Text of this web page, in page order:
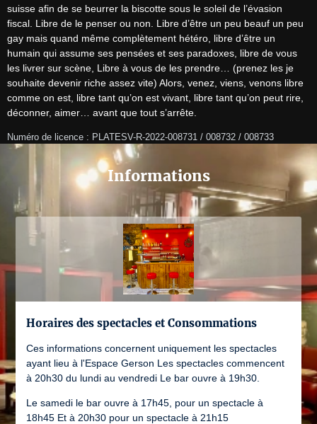
suisse afin de se beurrer la biscotte sous le soleil de l’évasion
fiscal. Libre de le penser ou non. Libre d’être un peu beauf un peu
gay mais quand même complètement hétéro, libre d’être un
humain qui assume ses pensées et ses paradoxes, libre de vous
les livrer sur scène, Libre à vous de les prendre… (prenez les je
souhaite devenir riche assez vite) Alors, venez, viens, venons libre
comme on est, libre tant qu’on est vivant, libre tant qu’on peut rire,
déconner, aimer… avant que tout s’arrête.
Numéro de licence : PLATESV-R-2022-008731 / 008732 / 008733
Informations
Horaires des spectacles et Consommations
Ces informations concernent uniquement les spectacles
ayant lieu à l'Espace Gerson Les spectacles commencent
à 20h30 du lundi au vendredi Le bar ouvre à 19h30.
Le samedi le bar ouvre à 17h45, pour un spectacle à
18h45 Et à 20h30 pour un spectacle à 21h15